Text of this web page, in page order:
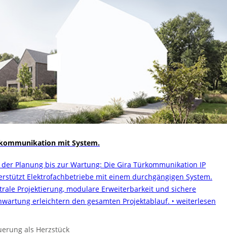
mit System.
der Planung bis zur Wartung: Die Gira Türkommunikation IP
Elektrofachbetriebe mit einem durchgängigen System.
Projektierung, modulare Erweiterbarkeit und sichere
erleichtern den gesamten Projektablauf. ‣ weiterlesen
als Herzstück